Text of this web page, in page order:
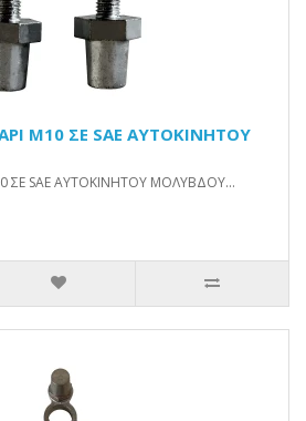
M10 ΣΕ SAE ΑΥΤΟΚΙΝΗΤΟΥ
ΣΕ SAE ΑΥΤΟΚΙΝΗΤΟΥ ΜΟΛΥΒΔΟΥ...